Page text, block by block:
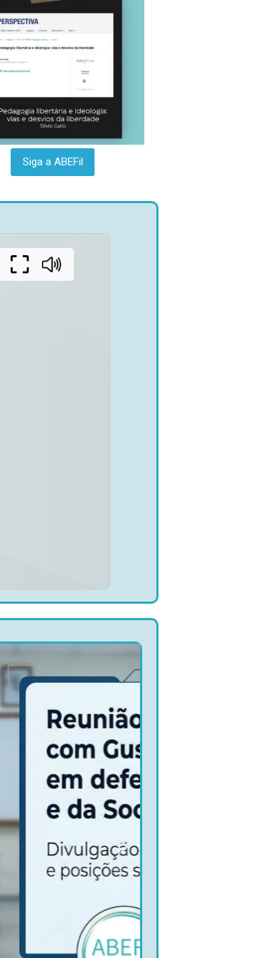
Siga a ABEFil